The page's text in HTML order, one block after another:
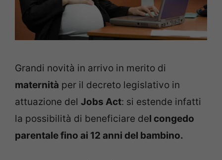
Grandi novità in arrivo in merito di
maternità per il decreto legislativo in
attuazione del Jobs Act: si estende infatti
la possibilità di beneficiare del congedo
parentale fino ai 12 anni del bambino.